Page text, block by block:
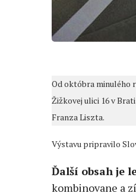
Od októbra minulého
Žižkovej ulici 16 v
Franza Liszta.
Výstavu pripravilo
Ďalší obsah je
kombinovane a